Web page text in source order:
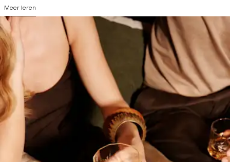
Meer leren